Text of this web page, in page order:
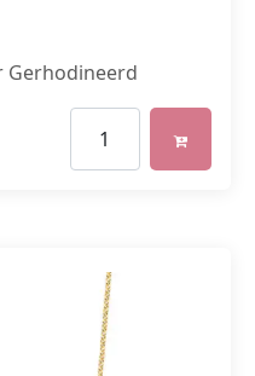
Gerhodineerd